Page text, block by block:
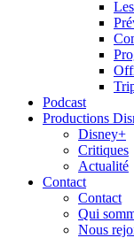
Podcast
Productions
Disney+
Critiques
Actualité
Contact
Contact
Qui
Nous